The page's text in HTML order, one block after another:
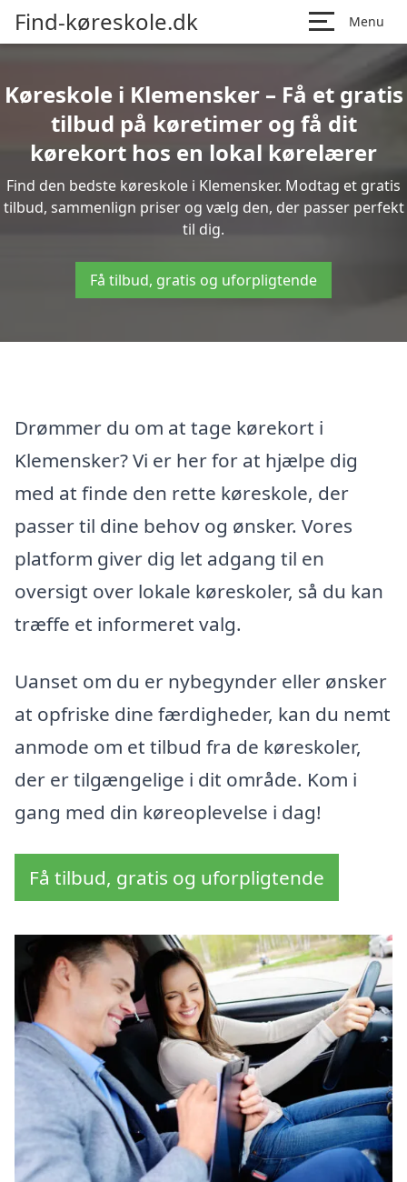
Find-køreskole.dk Menu
Køreskole i Klemensker – Få et gratis
tilbud på køretimer og få dit
kørekort hos en lokal kørelærer
Find den bedste køreskole i Klemensker. Modtag et gratis
tilbud, sammenlign priser og vælg den, der passer perfekt
til dig.
Få tilbud, gratis og uforpligtende
Drømmer du om at tage kørekort i
Klemensker? Vi er her for at hjælpe dig
med at finde den rette køreskole, der
passer til dine behov og ønsker. Vores
platform giver dig let adgang til en
oversigt over lokale køreskoler, så du kan
træffe et informeret valg.
Uanset om du er nybegynder eller ønsker
at opfriske dine færdigheder, kan du nemt
anmode om et tilbud fra de køreskoler,
der er tilgængelige i dit område. Kom i
gang med din køreoplevelse i dag!
Få tilbud, gratis og uforpligtende